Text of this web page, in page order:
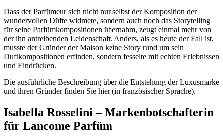
Dass der Parfümeur sich nicht nur selbst der Komposition der
wundervollen Düfte widmete, sondern auch noch das Storytelling
für seine Parfümkompositionen übernahm, zeugt einmal mehr von
der ihn antreibenden Leidenschaft. Anders, als es heute der Fall ist,
musste der Gründer der Maison keine Story rund um sein
Duftkompositionen erfinden, sondern fesselte mit echten Erlebnissen
und Eindrücken.
Die ausführliche Beschreibung über die Entstehung der Luxusmarke
und ihren Gründer finden Sie hier (in französischer Sprache).
Isabella Rosselini – Markenbotschafterin
für Lancome Parfüm